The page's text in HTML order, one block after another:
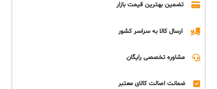
تضمین بهترین قیمت بازار
ارسال کالا به سراسر کشور
مشاوره تخصصی رایگان
ضمانت اصالت کالای معتبر